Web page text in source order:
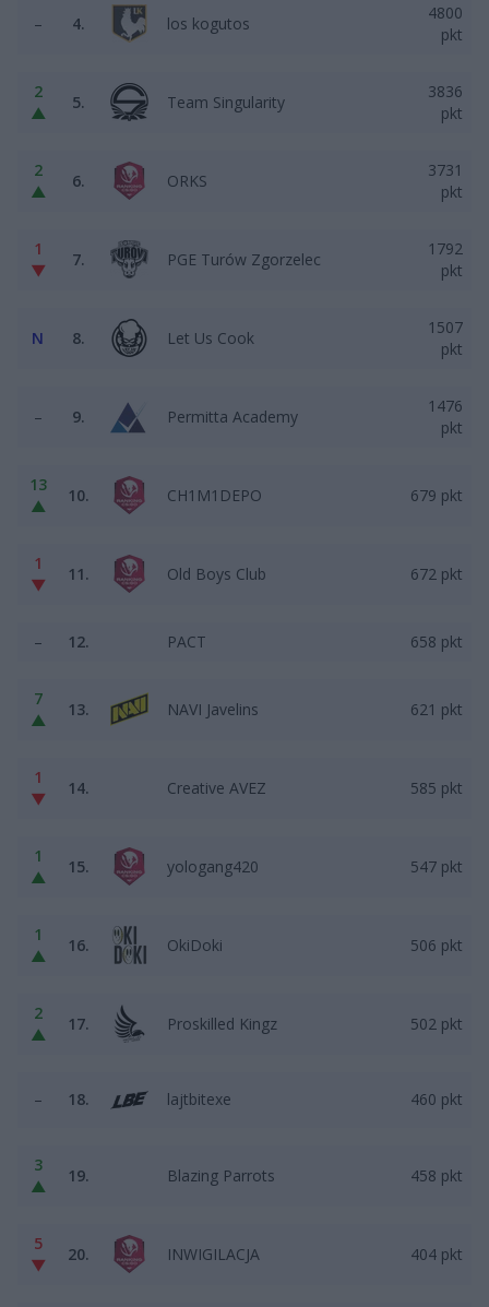
– 4. los kogutos
4800
pkt
2
▲
5. Team Singularity
3836
pkt
2
▲
6. ORKS
3731
pkt
1
▼
7. PGE Turów Zgorzelec
1792
pkt
N 8. Let Us Cook
1507
pkt
– 9. Permitta Academy
1476
pkt
13
▲
10. CH1M1DEPO 679 pkt
1
▼
11. Old Boys Club 672 pkt
– 12. PACT 658 pkt
7
▲
13. NAVI Javelins 621 pkt
1
▼
14. Creative AVEZ 585 pkt
1
▲
15. yologang420 547 pkt
1
▲
16. OkiDoki 506 pkt
2
▲
17. Proskilled Kingz 502 pkt
– 18. lajtbitexe 460 pkt
3
▲
19. Blazing Parrots 458 pkt
5
▼
20. INWIGILACJA 404 pkt